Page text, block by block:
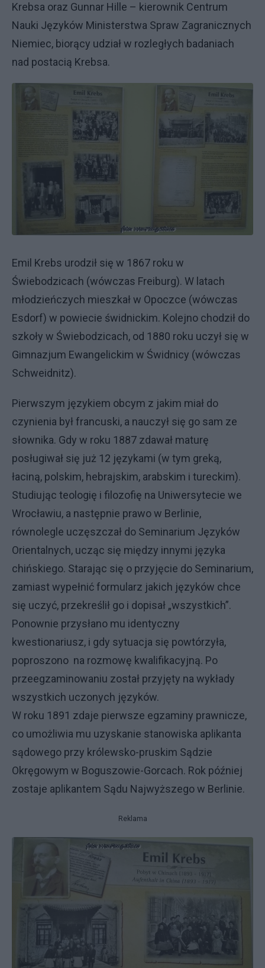
Krebsa oraz Gunnar Hille – kierownik Centrum
Nauki Języków Ministerstwa Spraw Zagranicznych
Niemiec, biorący udział w rozległych badaniach
nad postacią Krebsa.
Emil Krebs urodził się w 1867 roku w
Świebodzicach (wówczas Freiburg). W latach
młodzieńczych mieszkał w Opoczce (wówczas
Esdorf) w powiecie świdnickim. Kolejno chodził do
szkoły w Świebodzicach, od 1880 roku uczył się w
Gimnazjum Ewangelickim w Świdnicy (wówczas
Schweidnitz).
Pierwszym językiem obcym z jakim miał do
czynienia był francuski, a nauczył się go sam ze
słownika. Gdy w roku 1887 zdawał maturę
posługiwał się już 12 językami (w tym greką,
łaciną, polskim, hebrajskim, arabskim i tureckim).
Studiując teologię i filozofię na Uniwersytecie we
Wrocławiu, a następnie prawo w Berlinie,
równolegle uczęszczał do Seminarium Języków
Orientalnych, ucząc się między innymi języka
chińskiego. Starając się o przyjęcie do Seminarium,
zamiast wypełnić formularz jakich języków chce
się uczyć, przekreślił go i dopisał „wszystkich”.
Ponownie przysłano mu identyczny
kwestionariusz, i gdy sytuacja się powtórzyła,
poproszono na rozmowę kwalifikacyjną. Po
przeegzaminowaniu został przyjęty na wykłady
wszystkich uczonych języków.
W roku 1891 zdaje pierwsze egzaminy prawnicze,
co umożliwia mu uzyskanie stanowiska aplikanta
sądowego przy królewsko-pruskim Sądzie
Okręgowym w Boguszowie-Gorcach. Rok później
zostaje aplikantem Sądu Najwyższego w Berlinie.
Reklama